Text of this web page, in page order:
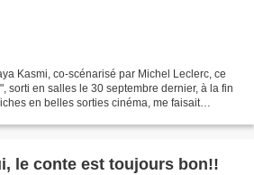
Kasmi, co-scénarisé par Michel Leclerc, ce
sorti en salles le 30 septembre dernier, à la fin
en belles sorties cinéma, me faisait
le conte est toujours bon!!